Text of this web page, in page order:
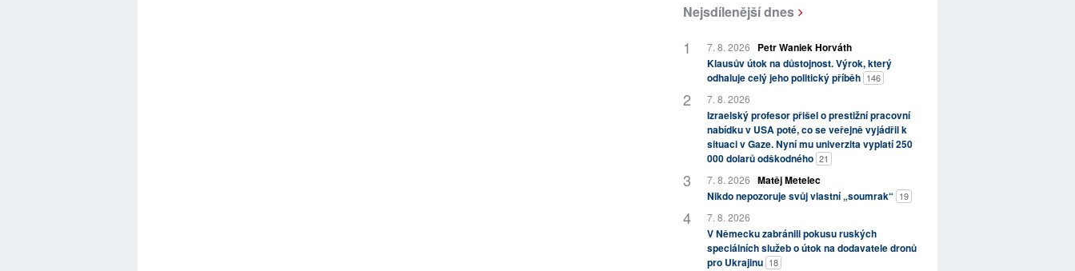
Nejsdílenější dnes
7. 8. 2026
Petr Waniek Horváth
Klausův útok na důstojnost. Výrok, který
odhaluje celý jeho politický příběh 146
7. 8. 2026
Izraelský profesor přišel o prestižní pracovní
nabídku v USA poté, co se veřejně vyjádřil k
situaci v Gaze. Nyní mu univerzita vyplatí 250
000 dolarů odškodného 21
7. 8. 2026 Matěj Metelec
Nikdo nepozoruje svůj vlastní „soumrak“ 19
7. 8. 2026
V Německu zabránili pokusu ruských
speciálních služeb o útok na dodavatele dronů
pro Ukrajinu 18